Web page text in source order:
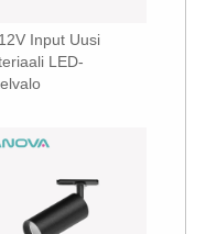
Input Uusi
LED-